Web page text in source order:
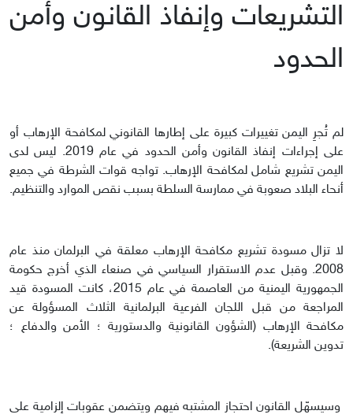
التشريعات وإنفاذ القانون وأمن
الحدود
لم تُجرِ اليمن تغييرات كبيرة على إطارها القانوني لمكافحة الإرهاب أو
على إجراءات إنفاذ القانون وأمن الحدود في عام 2019. ليس لدى
اليمن تشريع شامل لمكافحة الإرهاب. تواجه قوات الشرطة في جميع
أنحاء البلاد صعوبة في ممارسة السلطة بسبب نقص الموارد والتنظيم.
لا تزال مسودة تشريع مكافحة الإرهاب معلقة في البرلمان منذ عام
2008. وقبل عدم الاستقرار السياسي في صنعاء الذي أخرج حكومة
الجمهورية اليمنية من العاصمة في عام 2015، كانت المسودة قيد
المراجعة من قبل اللجان الفرعية البرلمانية الثلاث المسؤولة عن
مكافحة الإرهاب (الشؤون القانونية والدستورية ؛ الأمن والدفاع ؛
تدوين الشريعة).
وسيسهّل القانون احتجاز المشتبه فيهم ويتضمن عقوبات إلزامية على